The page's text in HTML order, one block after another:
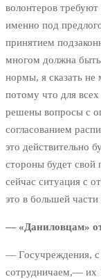
волонтеров
именно под
принятием
многом должна быть
нормы, я сказать не
потому что для
решены вопросы с
согласованием
это действительно
стороны будет свой
сейчас ситуация с
это в большей части
— «Даниловцам»
— Госучреждения,
сотрудничаем,— их